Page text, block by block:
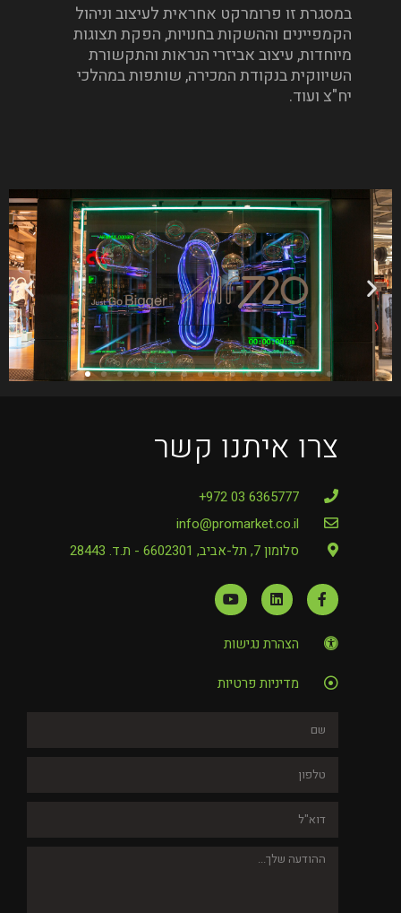
במסגרת זו פרומרקט אחראית לעיצוב וניהול
הקמפיינים וההשקות בחנויות, הפקת תצוגות
מיוחדות, עיצוב אביזרי הנראות והתקשורת
השיווקית בנקודת המכירה, שותפות במהלכי
יח"צ ועוד.
צרו איתנו קשר
6365777 03 972+
info@promarket.co.il
סלומון 7, תל-אביב, 6602301 - ת.ד. 28443
הצהרת נגישות
מדיניות פרטיות